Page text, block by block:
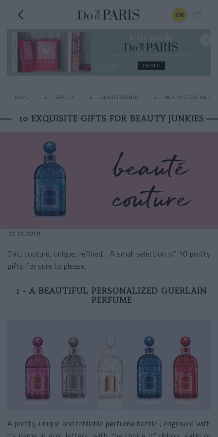
EN
HOME BEAUTY BEAUTY TRENDS BEAUTY TREATMENTS
10 EXQUISITE GIFTS FOR BEAUTY JUNKIES
12.16.2019
Chic, couture, unique, refined… A small selection of 10 pretty
gifts for sure to please.
1 - A BEAUTIFUL PERSONALIZED GUERLAIN
PERFUME
A pretty, unique and refillable perfume bottle , engraved with